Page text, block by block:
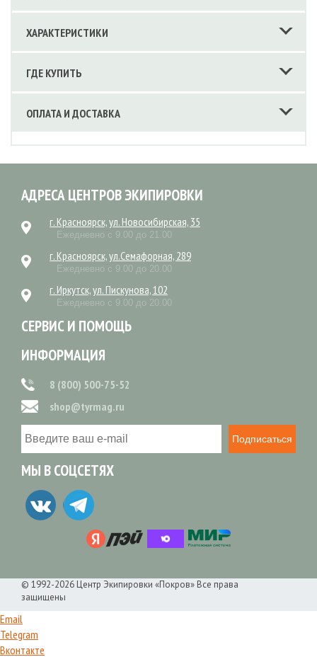
ХАРАКТЕРИСТИКИ
ГДЕ КУПИТЬ
ОПЛАТА И ДОСТАВКА
АДРЕСА ЦЕНТРОВ ЭКИПИРОВКИ
г. Красноярск, ул. Новосибирская, 35
Ежедневно с 9.00 до 21.00
г. Красноярск, ул.Семафорная, 289
Ежедневно с 9.00 до 20.00
г. Иркутск, ул. Пискунова, 102
Ежедневно с 9.00 до 20.00
СЕРВИС И ПОМОЩЬ
ИНФОРМАЦИЯ
8 (800) 500-75-52
shop@tyrmag.ru
Подписаться
МЫ В СОЦСЕТЯХ
© 1992-2026 Центр Экипировки «Покров» Все права
защищены
Email
Telegram
Вконтакте